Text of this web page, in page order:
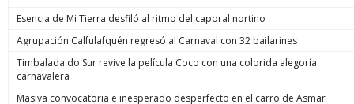
Esencia de Mi Tierra desfiló al ritmo del caporal nortino
Agrupación Calfulafquén regresó al Carnaval con 32 bailarines
Timbalada do Sur revive la película Coco con una colorida alegoría
carnavalera
Masiva convocatoria e inesperado desperfecto en el carro de Asmar